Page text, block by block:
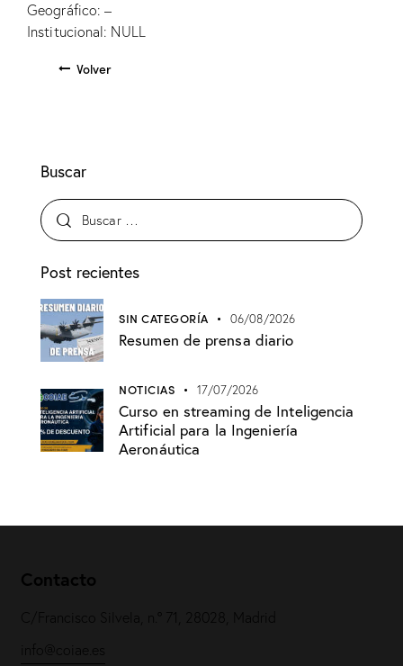
Geográfico: –
Institucional: NULL
Volver
Buscar
Post recientes
SIN CATEGORÍA 06/08/2026
Resumen de prensa diario
NOTICIAS 17/07/2026
Curso en streaming de Inteligencia
Artificial para la Ingeniería
Aeronáutica
Contacto
C/Francisco Silvela, n.º 71, 28028, Madrid
info@coiae.es